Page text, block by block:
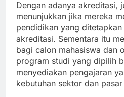
Dengan adanya akreditasi,
menunjukkan jika mereka
pendidikan yang
akreditasi. Sementara itu
bagi calon mahasiswa dan
program studi yang dipilih
menyediakan pengajaran
kebutuhan sektor dan